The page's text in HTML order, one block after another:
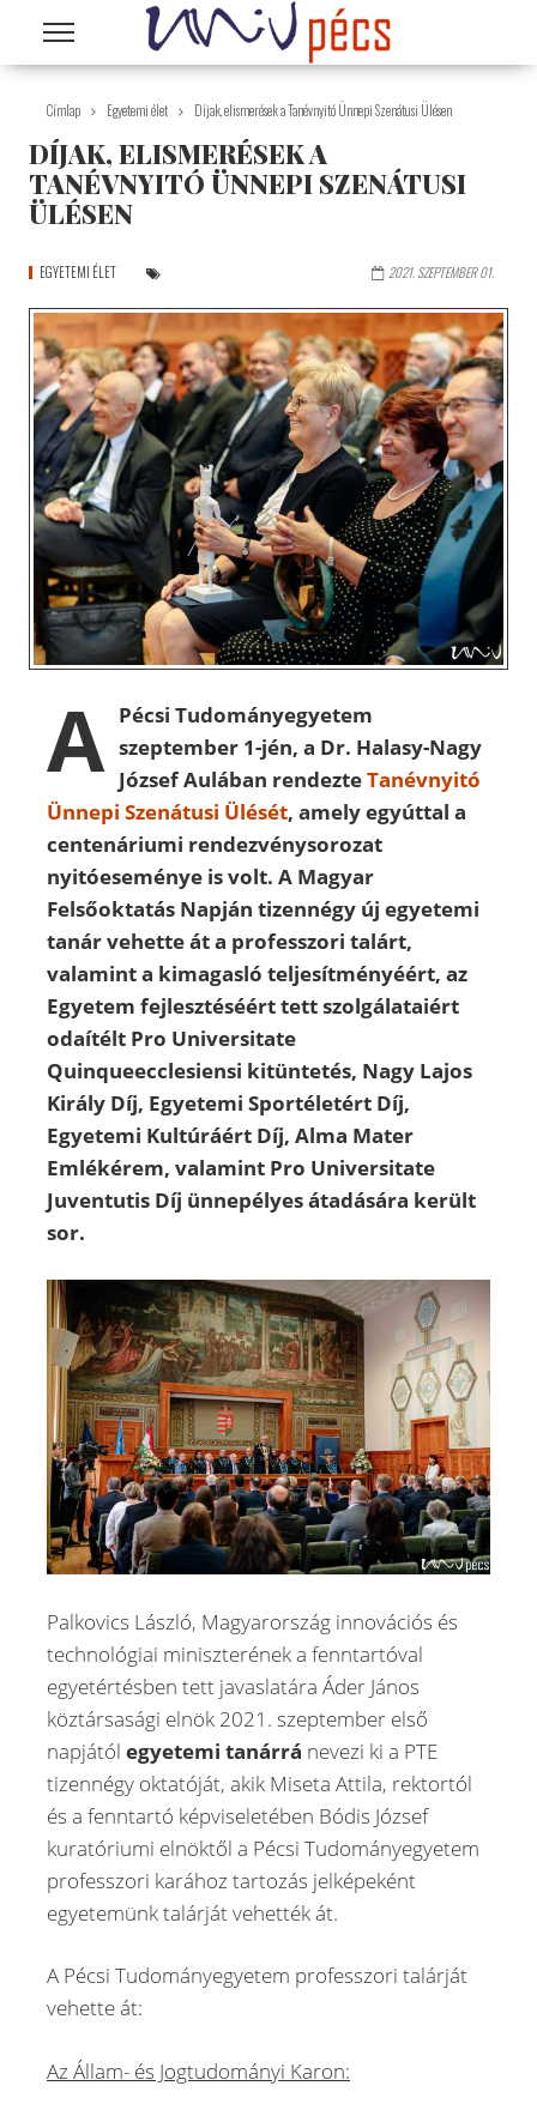
Ugrás a tartalomra
Címlap Egyetemi élet Díjak, elismerések a Tanévnyitó Ünnepi Szenátusi Ülésen
DÍJAK, ELISMERÉSEK A
TANÉVNYITÓ ÜNNEPI SZENÁTUSI
ÜLÉSEN
EGYETEMI ÉLET 2021. SZEPTEMBER 01.
A Pécsi Tudományegyetem
szeptember 1-jén, a Dr. Halasy-Nagy
József Aulában rendezteTanévnyitó
Ünnepi Szenátusi Ülését, amely egyúttal a
centenáriumi rendezvénysorozat
nyitóeseménye is volt. A Magyar
Felsőoktatás Napján tizennégy új egyetemi
tanár vehette át a professzori talárt,
valamint a kimagasló teljesítményéért, az
Egyetem fejlesztéséért tett szolgálataiért
odaítélt Pro Universitate
Quinqueecclesiensi kitüntetés, Nagy Lajos
Király Díj, Egyetemi Sportéletért Díj,
Egyetemi Kultúráért Díj, Alma Mater
Emlékérem, valamint Pro Universitate
Juventutis Díj ünnepélyes átadására került
sor.
Palkovics László, Magyarország innovációs és
technológiai miniszterének a fenntartóval
egyetértésben tett javaslatára Áder János
köztársasági elnök 2021. szeptember első
napjától egyetemi tanárrá nevezi ki a PTE
tizennégy oktatóját, akik Miseta Attila, rektortól
és a fenntartó képviseletében Bódis József
kuratóriumi elnöktől a Pécsi Tudományegyetem
professzori karához tartozás jelképeként
egyetemünk talárját vehették át.
A Pécsi Tudományegyetem professzori talárját
vehette át:
Az Állam- és Jogtudományi Karon: